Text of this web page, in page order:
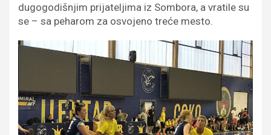
dugogodišnjim prijateljima iz Sombora, a vratile su
se – sa peharom za osvojeno treće mesto.